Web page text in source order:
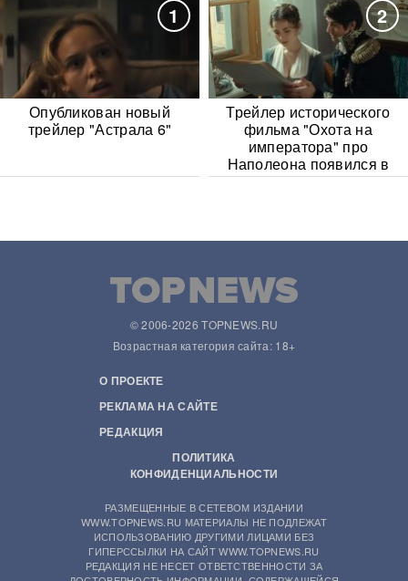
1
Опубликован новый
трейлер "Астрала 6"
2
Трейлер исторического
фильма "Охота на
императора" про
Наполеона появился в
Сети
© 2006-2026 TOPNEWS.RU
Возрастная категория сайта: 18+
О ПРОЕКТЕ
РЕКЛАМА НА САЙТЕ
РЕДАКЦИЯ
ПОЛИТИКА
КОНФИДЕНЦИАЛЬНОСТИ
РАЗМЕЩЕННЫЕ В СЕТЕВОМ ИЗДАНИИ
WWW.TOPNEWS.RU МАТЕРИАЛЫ НЕ ПОДЛЕЖАТ
ИСПОЛЬЗОВАНИЮ ДРУГИМИ ЛИЦАМИ БЕЗ
ГИПЕРССЫЛКИ НА САЙТ WWW.TOPNEWS.RU
РЕДАКЦИЯ НЕ НЕСЕТ ОТВЕТСТВЕННОСТИ ЗА